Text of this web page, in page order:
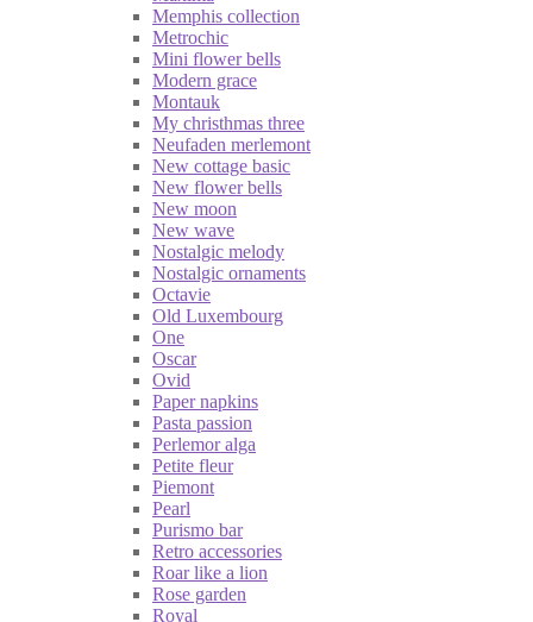
Memphis collection
Metrochic
Mini flower bells
Modern grace
Montauk
My christhmas three
Neufaden merlemont
New cottage basic
New flower bells
New moon
New wave
Nostalgic melody
Nostalgic ornaments
Octavie
Old Luxembourg
One
Oscar
Ovid
Paper napkins
Pasta passion
Perlemor alga
Petite fleur
Piemont
Pearl
Purismo bar
Retro accessories
Roar like a lion
Rose garden
Royal